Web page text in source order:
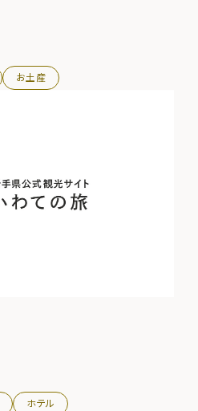
お土産
ホテル